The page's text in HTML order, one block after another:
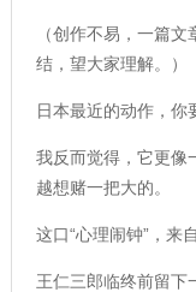
（创作不易，一篇
结，望大家理解。）
日本最近的动作，你
我反而觉得，它更像
越想赌一把大的。
这口“心理闹钟”，来
王仁三郎临终前留下